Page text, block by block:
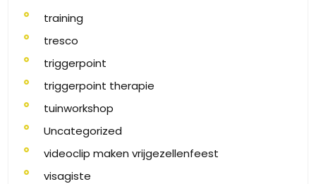
training
tresco
triggerpoint
triggerpoint therapie
tuinworkshop
Uncategorized
videoclip maken vrijgezellenfeest
visagiste